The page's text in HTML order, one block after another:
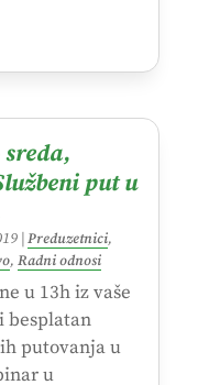
put u
| Preduzetnici,
, Radni odnosi
u 13h iz vaše
besplatan
putovanja u
u